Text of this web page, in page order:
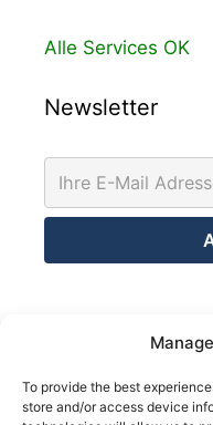
To provide the best
store and/or access device
Alle Services OK
Newsletter
Netsolution
8032 Zürich